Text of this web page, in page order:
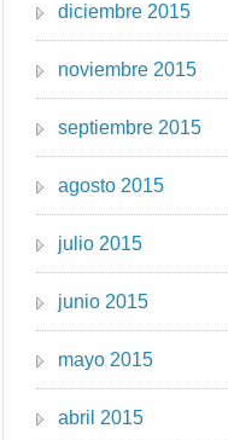
diciembre 2015
noviembre 2015
septiembre 2015
agosto 2015
julio 2015
junio 2015
mayo 2015
abril 2015